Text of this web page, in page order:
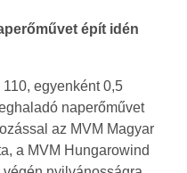
épít idén
egyenként 0,5
naperőművet
az MVM Magyar
a MVM Hungarowind